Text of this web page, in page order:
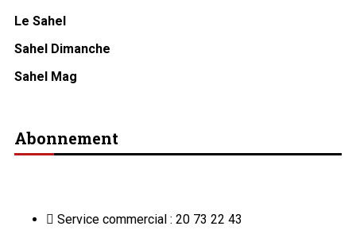
Le Sahel
Sahel Dimanche
Sahel Mag
Abonnement
Service commercial : 20 73 22 43